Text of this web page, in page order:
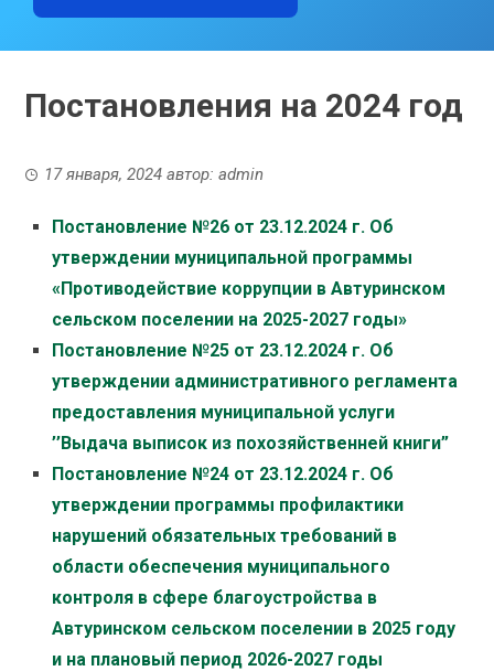
Постановления на 2024 год
17 января, 2024 автор:admin
Постановление №26 от 23.12.2024 г. Об
утверждении муниципальной программы
«Противодействие коррупции в Автуринском
сельском поселении на 2025-2027 годы»
Постановление №25 от 23.12.2024 г. Об
утверждении административного регламента
предоставления муниципальной услуги
’’Выдача выписок из похозяйственней книги”
Постановление №24 от 23.12.2024 г. Об
утверждении программы профилактики
нарушений обязательных требований в
области обеспечения муниципального
контроля в сфере благоустройства в
Автуринском сельском поселении в 2025 году
и на плановый период 2026-2027 годы